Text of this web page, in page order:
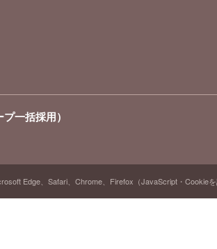
一括採用）
Edge、Safari、Chrome、Firefox（JavaScript・Cookie